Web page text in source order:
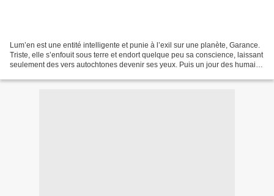
Lum’en est une entité intelligente et punie à l’exil sur une planète, Garance.
Triste, elle s’enfouit sous terre et endort quelque peu sa conscience, laissant
seulement des vers autochtones devenir ses yeux. Puis un jour des humains